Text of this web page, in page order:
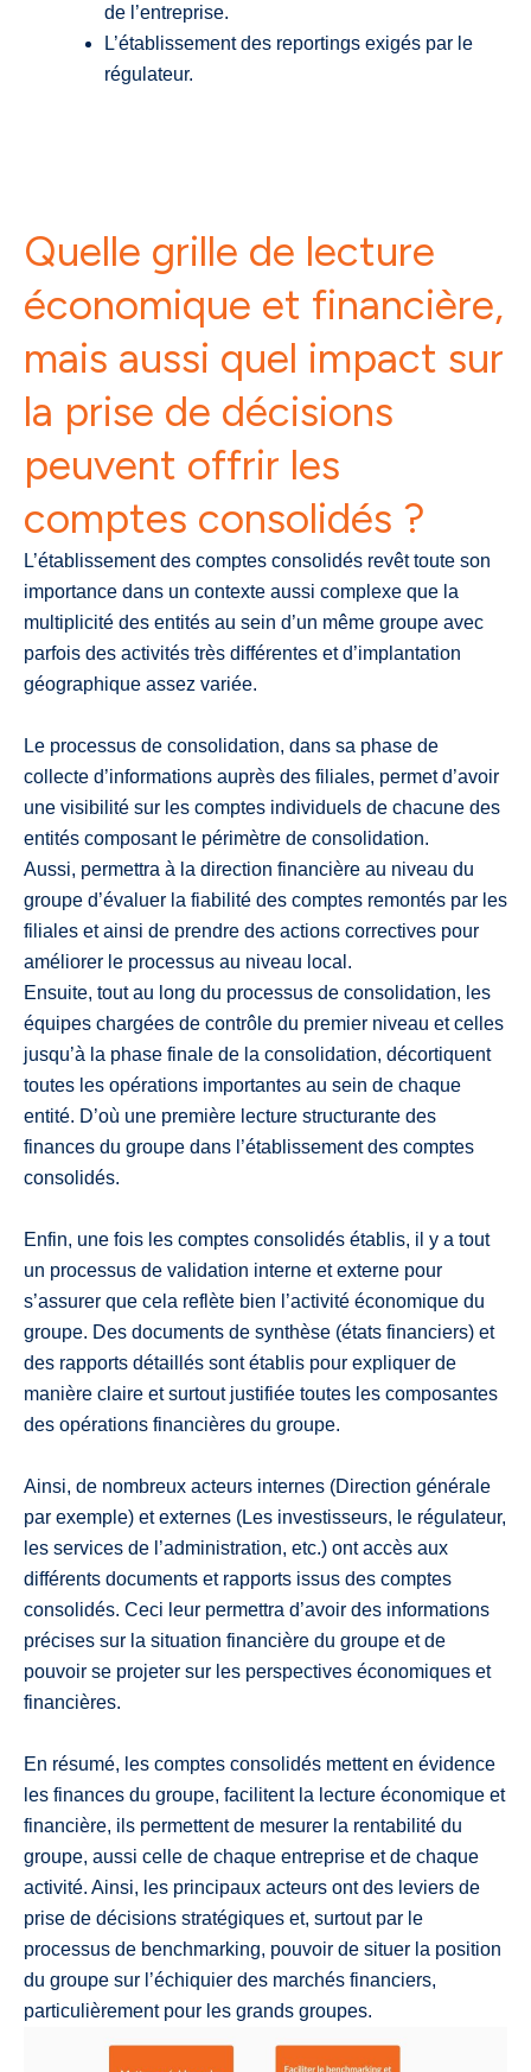
de l’entreprise.
L’établissement des reportings exigés par le
régulateur.
Quelle grille de lecture
économique et financière,
mais aussi quel impact sur
la prise de décisions
peuvent offrir les
comptes consolidés ?
L’établissement des comptes consolidés revêt toute son
importance dans un contexte aussi complexe que la
multiplicité des entités au sein d’un même groupe avec
parfois des activités très différentes et d’implantation
géographique assez variée.
Le processus de consolidation, dans sa phase de
collecte d’informations auprès des filiales, permet d’avoir
une visibilité sur les comptes individuels de chacune des
entités composant le périmètre de consolidation.
Aussi, permettra à la direction financière au niveau du
groupe d’évaluer la fiabilité des comptes remontés par les
filiales et ainsi de prendre des actions correctives pour
améliorer le processus au niveau local.
Ensuite, tout au long du processus de consolidation, les
équipes chargées de contrôle du premier niveau et celles
jusqu’à la phase finale de la consolidation, décortiquent
toutes les opérations importantes au sein de chaque
entité. D’où une première lecture structurante des
finances du groupe dans l’établissement des comptes
consolidés.
Enfin, une fois les comptes consolidés établis, il y a tout
un processus de validation interne et externe pour
s’assurer que cela reflète bien l’activité économique du
groupe. Des documents de synthèse (états financiers) et
des rapports détaillés sont établis pour expliquer de
manière claire et surtout justifiée toutes les composantes
des opérations financières du groupe.
Ainsi, de nombreux acteurs internes (Direction générale
par exemple) et externes (Les investisseurs, le régulateur,
les services de l’administration, etc.) ont accès aux
différents documents et rapports issus des comptes
consolidés. Ceci leur permettra d’avoir des informations
précises sur la situation financière du groupe et de
pouvoir se projeter sur les perspectives économiques et
financières.
En résumé, les comptes consolidés mettent en évidence
les finances du groupe, facilitent la lecture économique et
financière, ils permettent de mesurer la rentabilité du
groupe, aussi celle de chaque entreprise et de chaque
activité. Ainsi, les principaux acteurs ont des leviers de
prise de décisions stratégiques et, surtout par le
processus de benchmarking, pouvoir de situer la position
du groupe sur l’échiquier des marchés financiers,
particulièrement pour les grands groupes.